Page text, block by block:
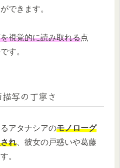
できます。
視覚的に読み取れる点
す。
写の丁寧さ
アタナシアのモノローグ
れ 、彼女の戸惑いや葛藤
。